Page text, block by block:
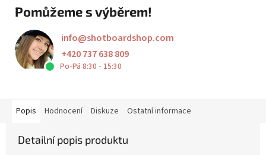
Pomůžeme s výběrem!
info@shotboardshop.com
+420 737 638 809
Po-Pá 8:30 - 15:30
Popis Hodnocení Diskuze Ostatní informace
Detailní popis produktu